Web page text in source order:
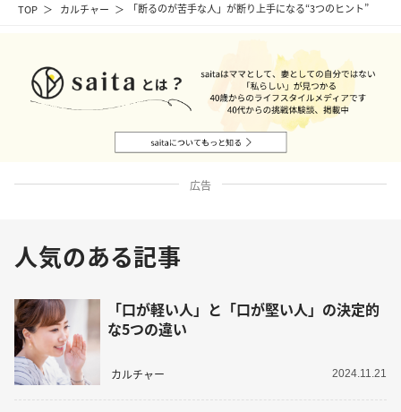
TOP カルチャー 「断るのが苦手な人」が断り上手になる“3つのヒント”
広告
人気のある記事
「口が軽い人」と「口が堅い人」の決定的
な5つの違い
カルチャー 2024.11.21